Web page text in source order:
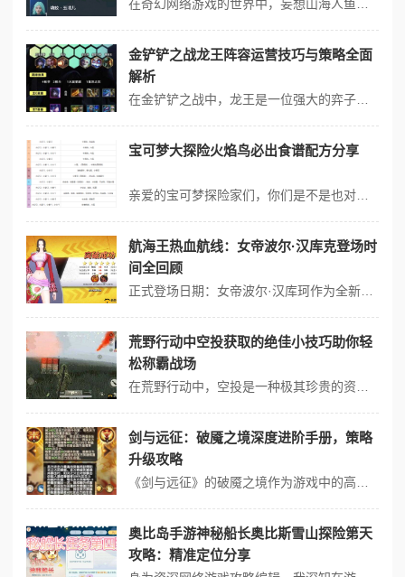
金铲铲之战龙王阵容运营技巧与策略全面
解析
宝可梦大探险火焰鸟必出食谱配方分享
航海王热血航线：女帝波尔·汉库克登场时
间全回顾
荒野行动中空投获取的绝佳小技巧助你轻
松称霸战场
剑与远征：破魇之境深度进阶手册，策略
升级攻略
奥比岛手游神秘船长奥比斯雪山探险第天
攻略：精准定位分享